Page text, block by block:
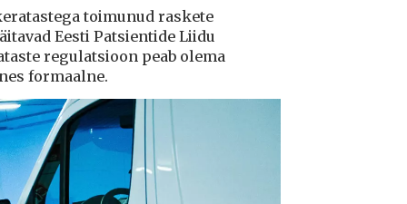
toimunud raskete
Eesti Patsientide Liidu
regulatsioon peab olema
formaalne.